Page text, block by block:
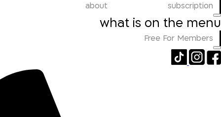
subscription
about
what is on the menu
Free For Members